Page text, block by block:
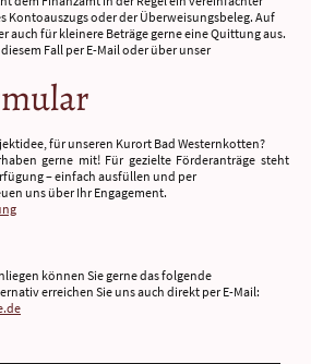
Kontoauszugs oder der Überweisungsbeleg. Auf
auch für kleinere Beträge gerne eine Quittung aus.
Fall per E-Mail oder über unser
für unseren Kurort Bad Westernkotten?
gerne mit! Für gezielte Förderanträge steht
– einfach ausfüllen und per
uns über Ihr Engagement.
können Sie gerne das folgende
erreichen Sie uns auch direkt per E-Mail: